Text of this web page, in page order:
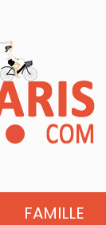
FAMILLE